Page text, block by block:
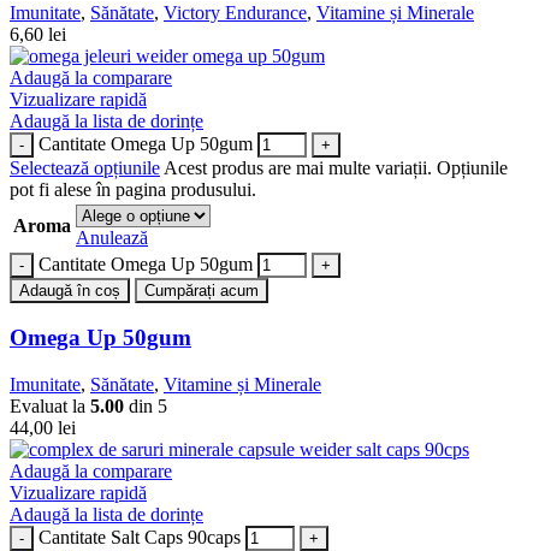
Imunitate, Sănătate, Victory Endurance, Vitamine și Minerale
6,60 lei
Adaugă la comparare
Vizualizare rapidă
Adaugă la lista de dorințe
Cantitate Omega Up 50gum
Selectează opțiunile Acest produs are mai multe variații. Opțiunile
pot fi alese în pagina produsului.
Aroma
Anulează
Cantitate Omega Up 50gum
Adaugă în coș Cumpărați acum
Omega Up 50gum
Imunitate, Sănătate, Vitamine și Minerale
Evaluat la 5.00 din 5
44,00 lei
Adaugă la comparare
Vizualizare rapidă
Adaugă la lista de dorințe
Cantitate Salt Caps 90caps